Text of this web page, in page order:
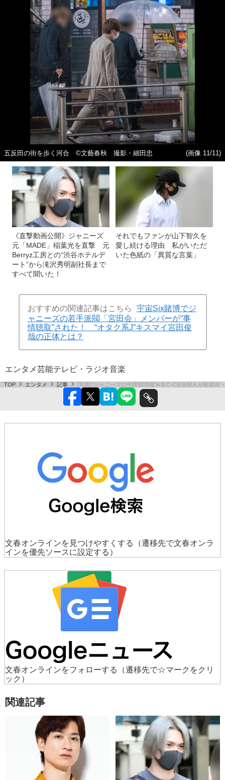
五反田の街を歩く河合 ©文藝春秋 撮影・細田忠 (画像 11/11)
《直撃動画公開》ジャニーズ
元「MADE」稲葉光を直撃 元
Berryz工房との“渋谷ホテルデ
ート”から滝沢秀明副社長まで
すべて聞いた！
それでもファンが山下智久を
愛し続ける理由 私がいただ
いた色紙の「異質な言葉」
おすすめの関連記事はこちら
宇宙Six賭博でジ
ャニーズの若手派閥「宮田会」メンバーが“事
情聴取”された！ “オタク系J”キスマイ宮田俊
哉の正体とは？
エンタメ芸能テレビ・ラジオ音楽
TOP エンタメ 記事 [写真]“ジャニーズの中間管理職”A.B.C-Z河合郁人が歓楽街
文春オンラインを見つけやすくする
（遷移先で文春オンラ
インを優先ソースに設定する）
文春オンラインをフォローする
（遷移先で☆マークをクリ
ック）
関連記事